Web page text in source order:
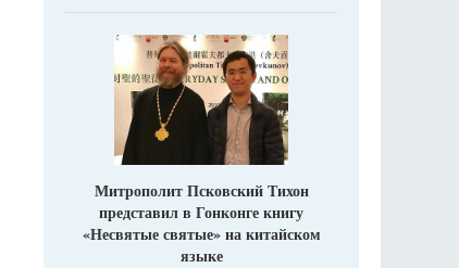
Митрополит Псковский Тихон
представил в Гонконге книгу
«Несвятые святые» на китайском
языке